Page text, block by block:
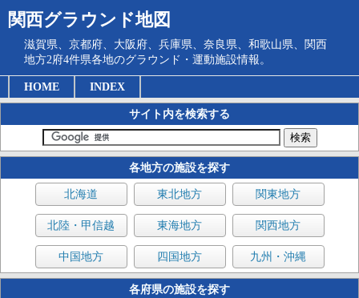
関西グラウンド地図
滋賀県、京都府、大阪府、兵庫県、奈良県、和歌山県、関西
地方2府4件県各地のグラウンド・運動施設情報。
HOME INDEX
サイト内を検索する
各地方の施設を探す
北海道 東北地方 関東地方
北陸・甲信越 東海地方 関西地方
中国地方 四国地方 九州・沖縄
各府県の施設を探す